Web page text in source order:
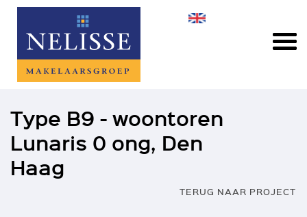
Type B9 - woontoren
Lunaris 0 ong, Den
Haag
TERUG NAAR PROJECT